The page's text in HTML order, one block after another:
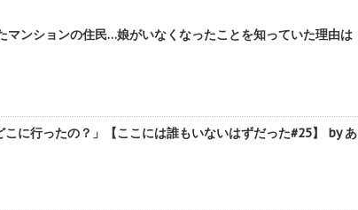
マンションの住民…娘がいなくなったことを知っていた理由
に行ったの？」【ここには誰もいないはずだった#25】 by